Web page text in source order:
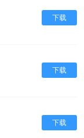
下载
下载
下载